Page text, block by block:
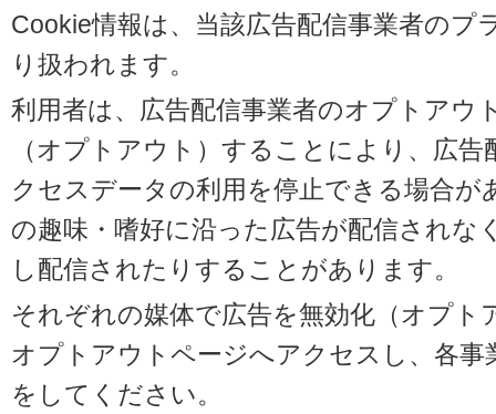
Cookie情報は、当該広告配信事業者のプ
り扱われます。
利用者は、広告配信事業者のオプトアウ
（オプトアウト）することにより、広
クセスデータの利用を停止できる場合が
の趣味・嗜好に沿った広告が配信されな
し配信されたりすることがあります。
それぞれの媒体で広告を無効化（オプト
オプトアウトページへアクセスし、各
をしてください。